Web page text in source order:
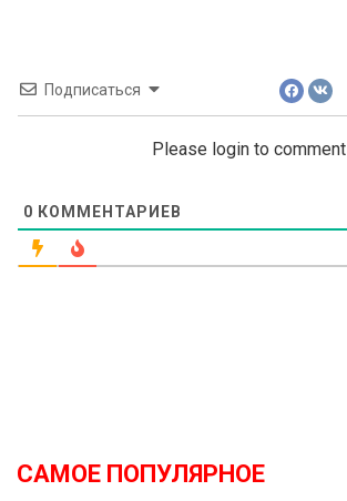
Подписаться
Please login to comment
0 КОММЕНТАРИЕВ
САМОЕ ПОПУЛЯРНОЕ